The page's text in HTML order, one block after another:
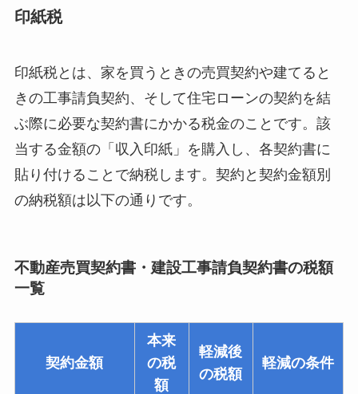
印紙税
印紙税とは、家を買うときの売買契約や建てると
きの工事請負契約、そして住宅ローンの契約を結
ぶ際に必要な契約書にかかる税金のことです。該
当する金額の「収入印紙」を購入し、各契約書に
貼り付けることで納税します。契約と契約金額別
の納税額は以下の通りです。
不動産売買契約書・建設工事請負契約書の税額
一覧
契約金額
本来
の税
額
軽減後
の税額
軽減の条件